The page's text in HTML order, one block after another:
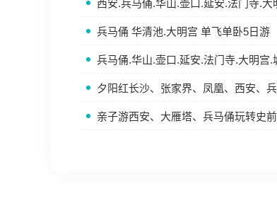
西安.兵马俑.华山.壶口.延安.法门寺.大
兵马俑 华清池.大明宫 单飞单卧5日游
兵马俑.华山.壶口.延安.法门寺.大明宫.
夕阳红长沙、张家界、凤凰、西安、
亲子游西安、大雁塔、兵马俑玩转史